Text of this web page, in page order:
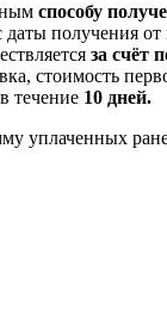
способу
даты получения от
за счёт
стоимость
течение 10 дней.
уплаченных